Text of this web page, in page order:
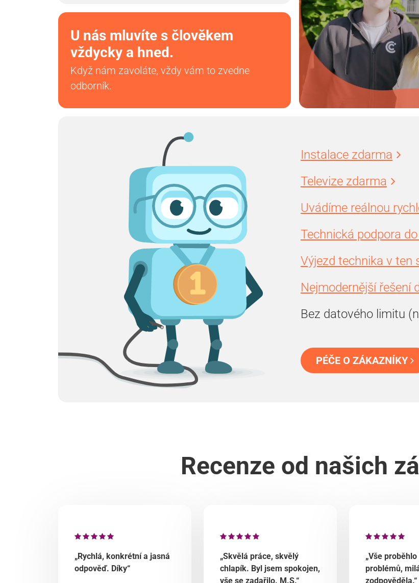
U nás mluvíte s člověkem
vždycky a hned.
Když nám zavoláte, vždy vám to zvedne
odborník.
Instalace zdarma
Televize zdarma
Uvádíme reálnou
Technická podpora
Výjezd technika v ten
Nejmodernější řešení
Bez datového limitu
PÉČE O ZÁKAZNÍKY
Recenze od našich
„Rychlá, konkrétní a jasná
odpověď. Díky“
„Skvělá práce, skvělý
chlapík. Byl jsem spokojen,
vše se zadařilo. M.S.“
„Vše
problémů,
zodpověděla.“